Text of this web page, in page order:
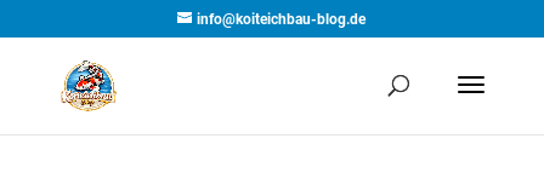
info@koiteichbau-blog.de